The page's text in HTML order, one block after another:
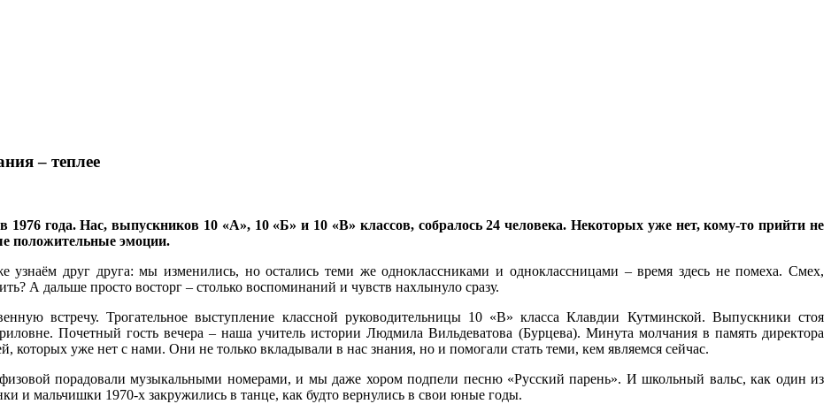
– теплее
года. Нас, выпускников 10 «А», 10 «Б» и 10 «В» классов, собралось 24 человека. Некоторых уже нет, кому-то прийти не
положительные эмоции.
узнаём друг друга: мы изменились, но остались теми же одноклассниками и одноклассницами – время здесь не помеха. Смех,
А дальше просто восторг – столько воспоминаний и чувств нахлынуло сразу.
встречу. Трогательное выступление классной руководительницы 10 «В» класса Клавдии Кутминской. Выпускники стоя
Почетный гость вечера – наша учитель истории Людмила Вильдеватова (Бурцева). Минута молчания в память директора
уже нет с нами. Они не только вкладывали в нас знания, но и помогали стать теми, кем являемся сейчас.
порадовали музыкальными номерами, и мы даже хором подпели песню «Русский парень». И школьный вальс, как один из
и мальчишки 1970-х закружились в танце, как будто вернулись в свои юные годы.